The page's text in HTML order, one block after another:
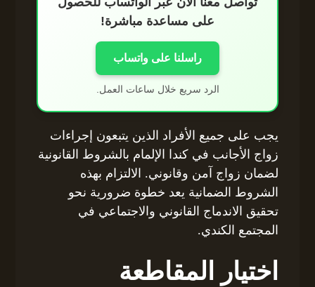
على مساعدة مباشرة!
راسلنا على واتساب
الرد سريع خلال ساعات العمل.
يجب على جميع الأفراد الذين يتبعون إجراءات
زواج الأجانب في كندا الإلمام بالشروط القانونية
لضمان زواج آمن وقانوني. الالتزام بهذه
الشروط الضمانية يعد خطوة ضرورية نحو
تحقيق الاندماج القانوني والاجتماعي في
المجتمع الكندي.
اختيار المقاطعة